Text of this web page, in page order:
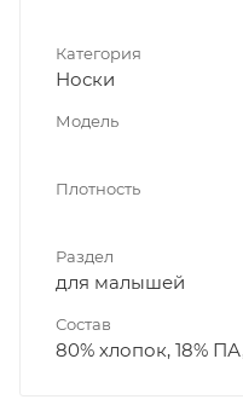
Категория
Носки
Модель
Плотность
Раздел
для малышей
Состав
80% хлопок, 18%